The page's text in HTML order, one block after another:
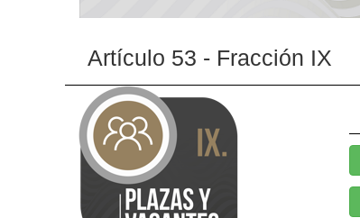
Artículo 53 - Fracción IX